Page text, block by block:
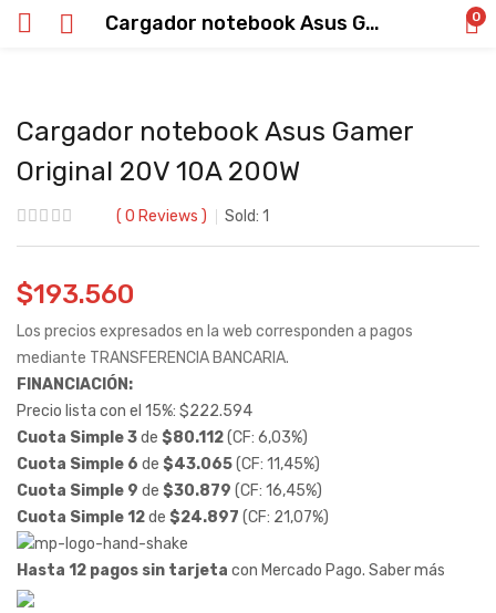
Cargador notebook Asus Gamer Original 20V 10A 200W 0
Cargador notebook Asus Gamer
Original 20V 10A 200W
0 Reviews Sold: 1
$193.560
Los precios expresados en la web corresponden a pagos
mediante TRANSFERENCIA BANCARIA.
FINANCIACIÓN:
Precio lista con el 15%: $222.594
Cuota Simple 3de $80.112(CF: 6,03%)
Cuota Simple 6 de $43.065(CF: 11,45%)
Cuota Simple 9 de $30.879 (CF: 16,45%)
Cuota Simple 12de $24.897 (CF: 21,07%)
Hasta 12 pagos sin tarjeta con Mercado Pago. Saber más